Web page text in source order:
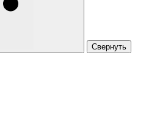
Свернуть